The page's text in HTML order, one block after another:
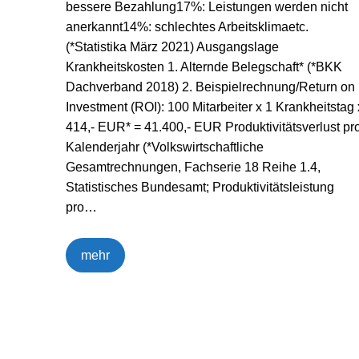
bessere Bezahlung17%: Leistungen werden nicht
anerkannt14%: schlechtes Arbeitsklimaetc.
(*Statistika März 2021) Ausgangslage
Krankheitskosten 1. Alternde Belegschaft* (*BKK
Dachverband 2018) 2. Beispielrechnung/Return on
Investment (ROI): 100 Mitarbeiter x 1 Krankheitstag
414,- EUR* = 41.400,- EUR Produktivitätsverlust
Kalenderjahr (*Volkswirtschaftliche
Gesamtrechnungen, Fachserie 18 Reihe 1.4,
Statistisches Bundesamt; Produktivitätsleistung
pro…
mehr